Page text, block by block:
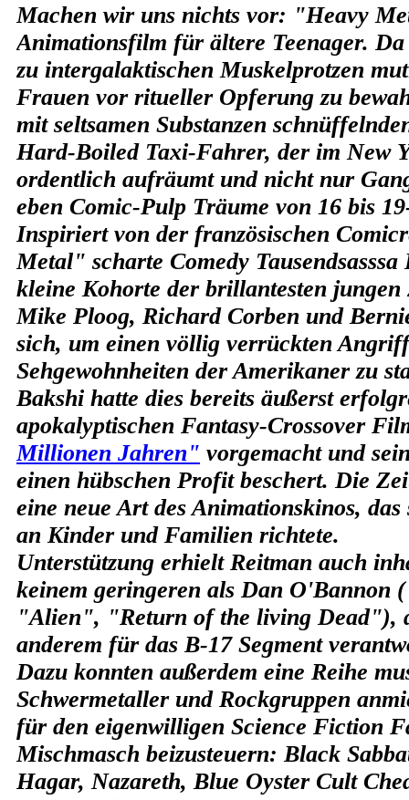
Machen wir uns nichts vor: "Heavy
Animationsfilm für ältere Teenager. Da
zu intergalaktischen Muskelprotzen
Frauen vor ritueller Opferung zu
mit seltsamen Substanzen
Hard-Boiled Taxi-Fahrer, der im New
ordentlich aufräumt und nicht nur
eben Comic-Pulp Träume von 16 bis
Inspiriert von der französischen
Metal" scharte Comedy
kleine Kohorte der brillantesten jungen
Mike Ploog, Richard Corben und
sich, um einen völlig verrückten
Sehgewohnheiten der Amerikaner zu
Bakshi hatte dies bereits äußerst
apokalyptischen Fantasy-Crossover
Millionen Jahren" vorgemacht und
einen hübschen Profit beschert. Die
eine neue Art des Animationskinos,
an Kinder und Familien richtete.
Unterstützung erhielt Reitman auch
keinem geringeren als Dan O'Bannon
"Alien", "Return of the living Dead"),
anderem für das B-17 Segment
Dazu konnten außerdem eine Reihe
Schwermetaller und Rockgruppen
für den eigenwilligen Science Fiction
Mischmasch beizusteuern: Black
Hagar, Nazareth, Blue Oyster Cult